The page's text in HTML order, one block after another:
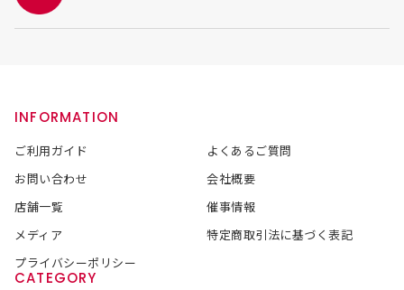
INFORMATION
ご利用ガイド
よくあるご質問
お問い合わせ
会社概要
店舗一覧
催事情報
メディア
特定商取引法に基づく表記
プライバシーポリシー
CATEGORY